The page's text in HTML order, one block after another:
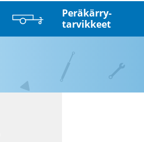
Peräkärry­
tarvikkeet